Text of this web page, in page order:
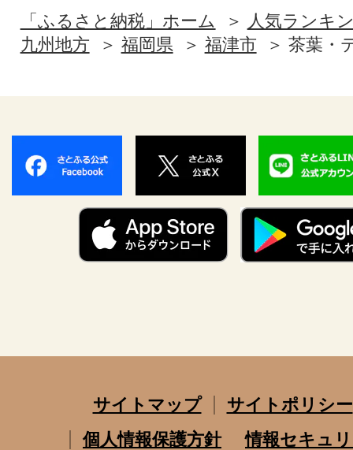
「ふるさと納税」ホーム
人気ランキ
九州地方
福岡県 福津市 茶葉・
サイトマップ
サイトポリシー
個人情報保護方針
情報セキュ